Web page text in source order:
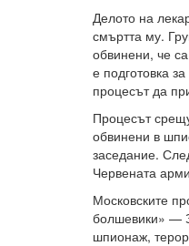
Делото на
смъртта му.
обвинени, че
е подготовка
процесът да
Процесът
обвинени в
заседание.
Червената
Московските
болшевики» —
шпионаж,